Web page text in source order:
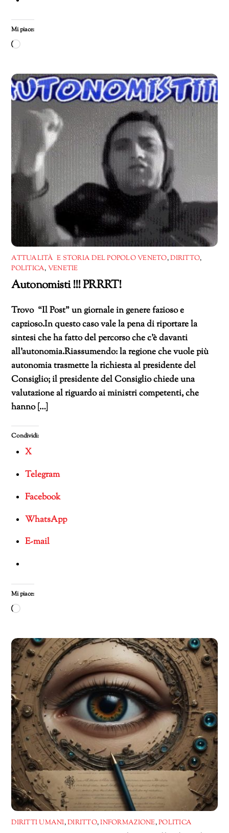
Mi piace:
Caricamento
corso…
ATTUALITÀ E STORIA DEL POPOLO VENETO,DIRITTO,
POLITICA, VENETIE
Autonomisti !!! PRRRT!
Trovo “Il Post” un giornale in genere fazioso e
capzioso.In questo caso vale la pena di riportare la
sintesi che ha fatto del percorso che c’è davanti
all’autonomia.Riassumendo: la regione che vuole più
autonomia trasmette la richiesta al presidente del
Consiglio; il presidente del Consiglio chiede una
valutazione al riguardo ai ministri competenti, che
hanno […]
Condividi:
X
Telegram
Facebook
WhatsApp
E-mail
Mi piace:
Caricamento
corso…
DIRITTI UMANI,DIRITTO,INFORMAZIONE,POLITICA